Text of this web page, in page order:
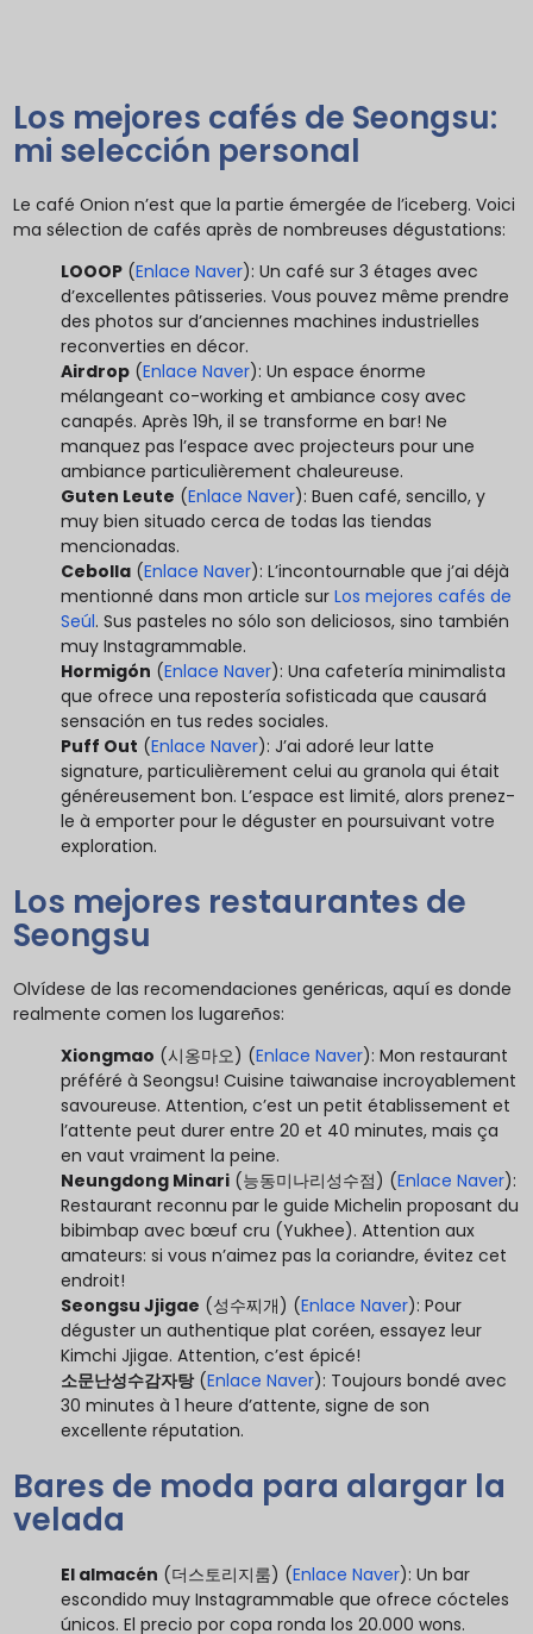
Los mejores cafés de Seongsu:
mi selección personal
Le café Onion n’est que la partie émergée de l’iceberg. Voici
ma sélection de cafés après de nombreuses dégustations:
LOOOP (Enlace Naver): Un café sur 3 étages avec
d’excellentes pâtisseries. Vous pouvez même prendre
des photos sur d’anciennes machines industrielles
reconverties en décor.
Airdrop (Enlace Naver): Un espace énorme
mélangeant co-working et ambiance cosy avec
canapés. Après 19h, il se transforme en bar! Ne
manquez pas l’espace avec projecteurs pour une
ambiance particulièrement chaleureuse.
Guten Leute (Enlace Naver): Buen café, sencillo, y
muy bien situado cerca de todas las tiendas
mencionadas.
Cebolla (Enlace Naver): L’incontournable que j’ai déjà
mentionné dans mon article surLos mejores cafés de
Seúl. Sus pasteles no sólo son deliciosos, sino también
muy Instagrammable.
Hormigón (Enlace Naver): Una cafetería minimalista
que ofrece una repostería sofisticada que causará
sensación en tus redes sociales.
Puff Out (Enlace Naver): J’ai adoré leur latte
signature, particulièrement celui au granola qui était
généreusement bon. L’espace est limité, alors prenez-
le à emporter pour le déguster en poursuivant votre
exploration.
Los mejores restaurantes de
Seongsu
Olvídese de las recomendaciones genéricas, aquí es donde
realmente comen los lugareños:
Xiongmao (시옹마오) (Enlace Naver): Mon restaurant
préféré à Seongsu! Cuisine taiwanaise incroyablement
savoureuse. Attention, c’est un petit établissement et
l’attente peut durer entre 20 et 40 minutes, mais ça
en vaut vraiment la peine.
Neungdong Minari (능동미나리성수점) (Enlace Naver):
Restaurant reconnu par le guide Michelin proposant du
bibimbap avec bœuf cru (Yukhee). Attention aux
amateurs: si vous n’aimez pas la coriandre, évitez cet
endroit!
Seongsu Jjigae (성수찌개) (Enlace Naver): Pour
déguster un authentique plat coréen, essayez leur
Kimchi Jjigae. Attention, c’est épicé!
소문난성수감자탕(Enlace Naver): Toujours bondé avec
30 minutes à 1 heure d’attente, signe de son
excellente réputation.
Bares de moda para alargar la
velada
El almacén (더스토리지룸) (Enlace Naver): Un bar
escondido muy Instagrammable que ofrece cócteles
únicos. El precio por copa ronda los 20.000 wons.